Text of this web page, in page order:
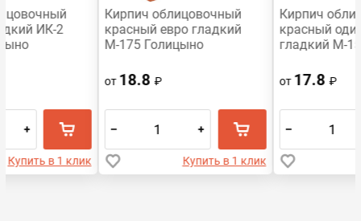
Кирпич облицовочный
красный евро гладкий
М-175 Голицыно
– +
Купить в 1 клик
Кирпич облицовочный
красный одинарный
гладкий М-150 УС
– +
Купить в 1 клик